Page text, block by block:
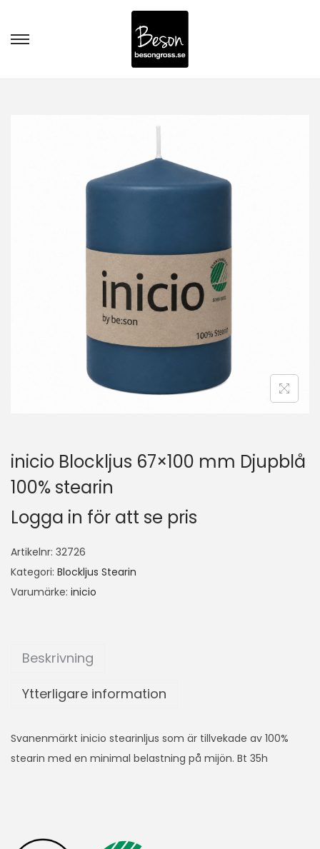
inicio Blockljus 67×100 mm Djupblå
100% stearin
Logga in för att se pris
Artikelnr: 32726
Kategori: Blockljus Stearin
Varumärke: inicio
Beskrivning
Ytterligare information
Svanenmärkt inicio stearinljus som är tillvekade av 100%
stearin med en minimal belastning på mijön. Bt 35h